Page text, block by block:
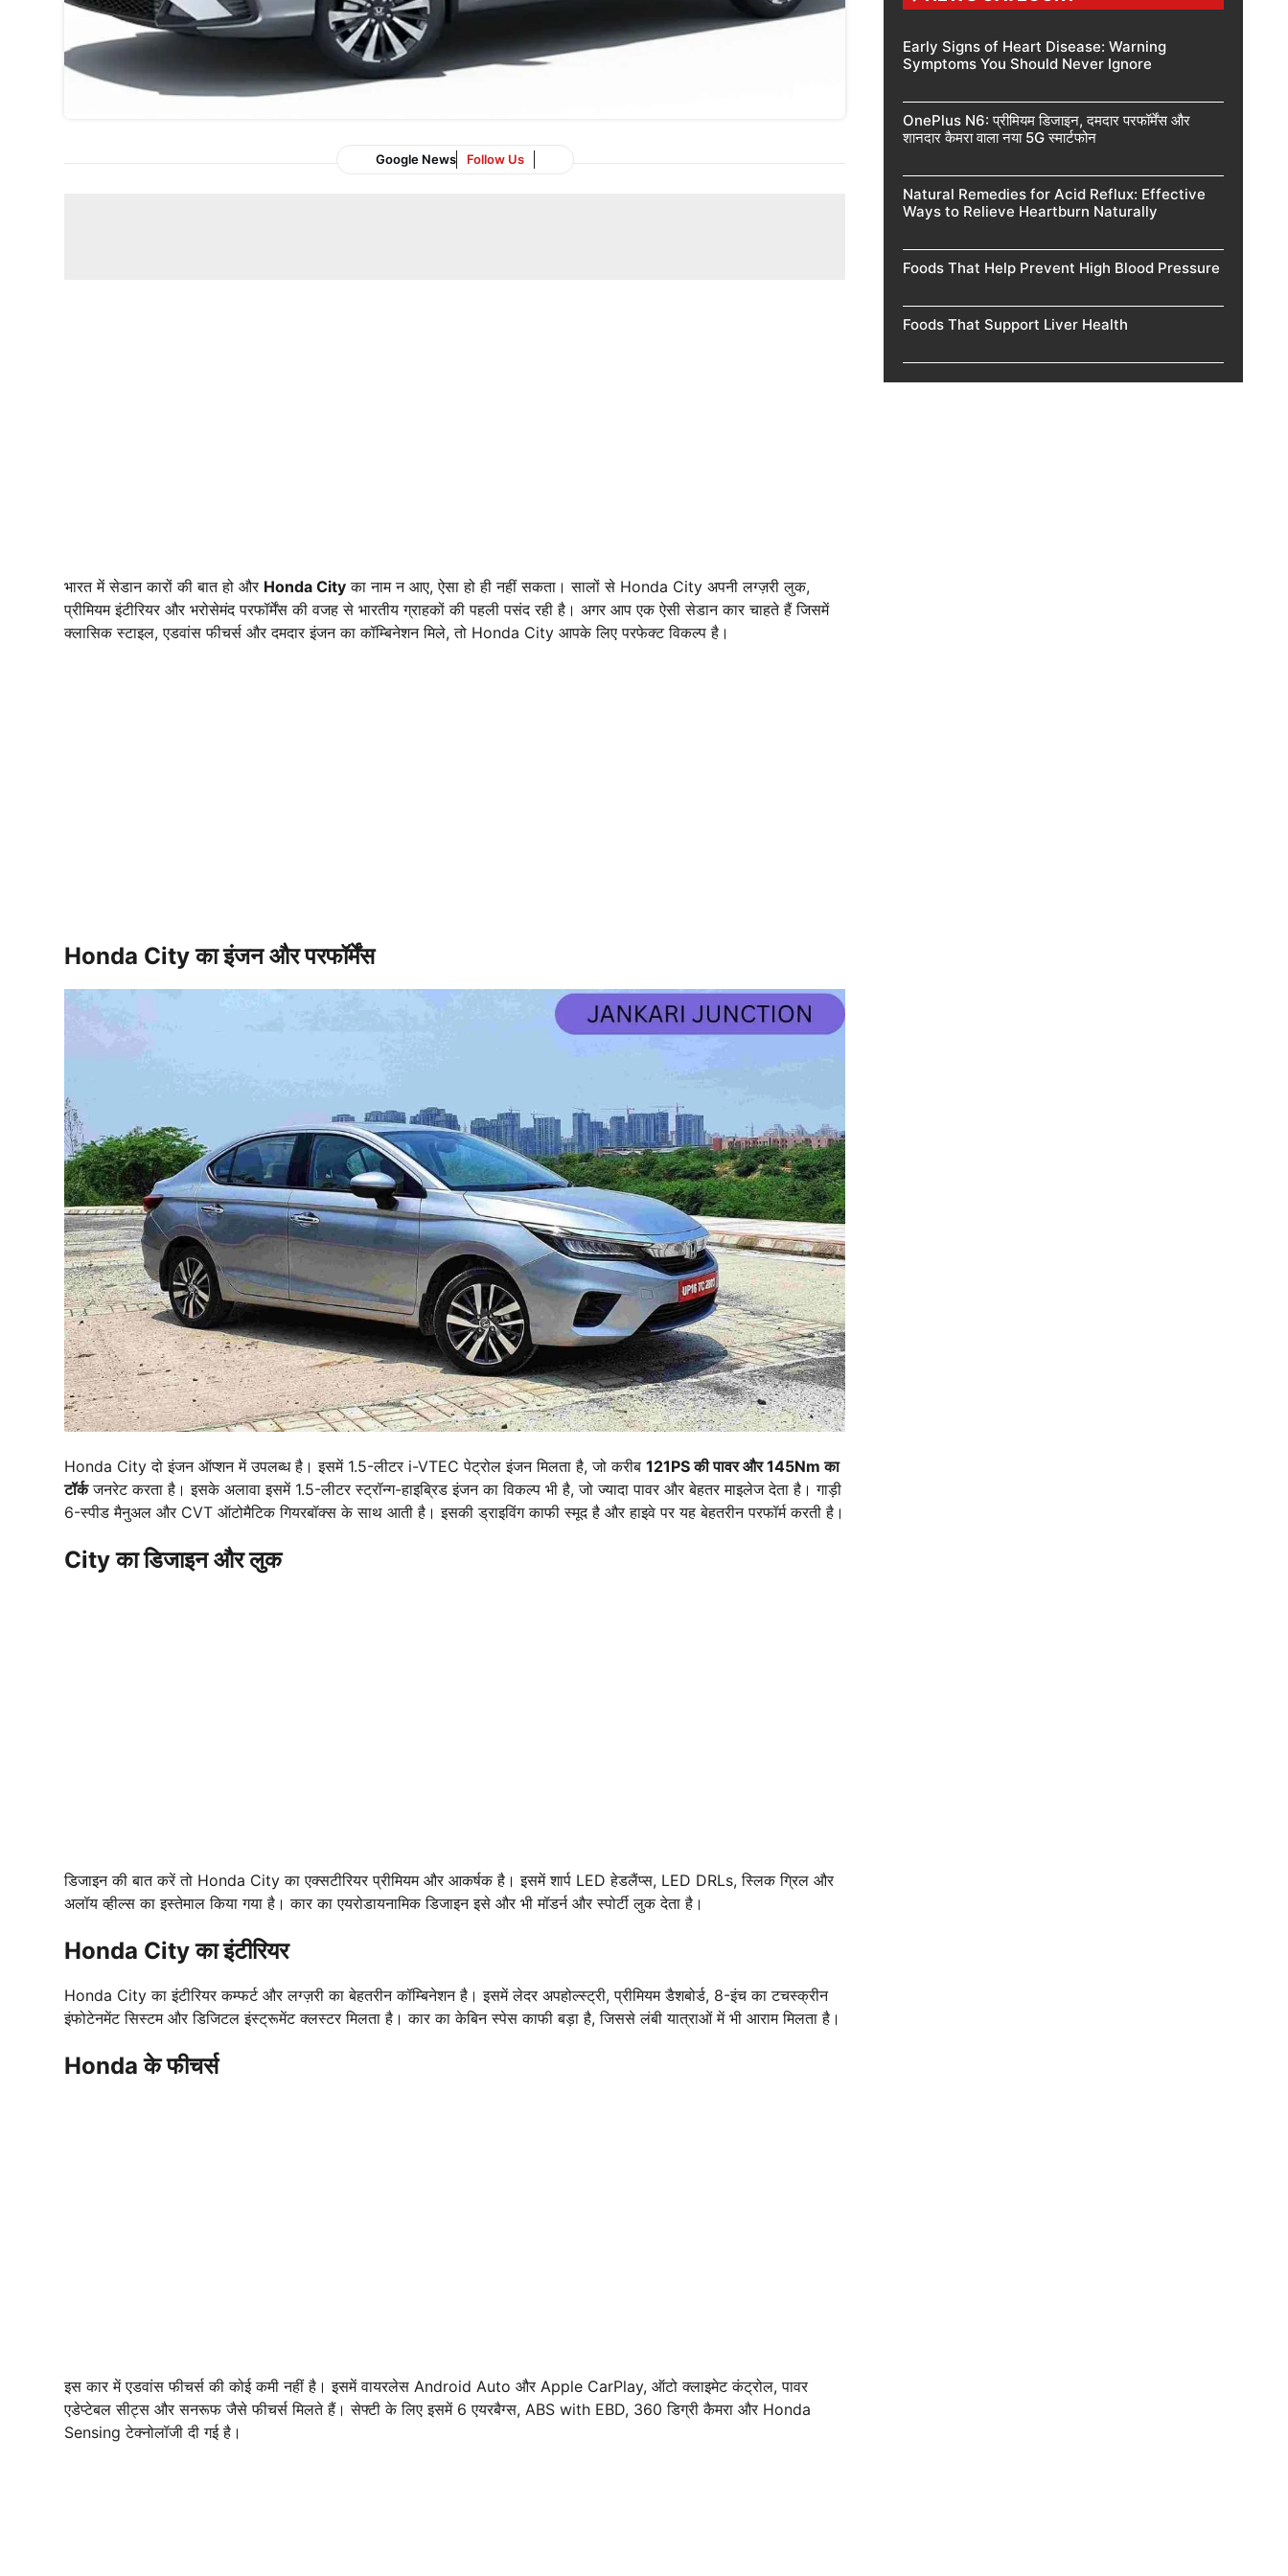
Google News Follow Us
भारत में सेडान कारों की बात हो और Honda City का नाम न आए, ऐसा हो ही नहीं सकता। सालों से Honda City अपनी लग्ज़री लुक,
प्रीमियम इंटीरियर और भरोसेमंद परफॉर्मेंस की वजह से भारतीय ग्राहकों की पहली पसंद रही है। अगर आप एक ऐसी सेडान कार चाहते हैं जिसमें
क्लासिक स्टाइल, एडवांस फीचर्स और दमदार इंजन का कॉम्बिनेशन मिले, तो Honda City आपके लिए परफेक्ट विकल्प है।
Honda City का इंजन और परफॉर्मेंस
Honda City दो इंजन ऑप्शन में उपलब्ध है। इसमें 1.5-लीटर i-VTEC पेट्रोल इंजन मिलता है, जो करीब 121PS की पावर और 145Nm का
टॉर्कजनरेट करता है। इसके अलावा इसमें 1.5-लीटर स्ट्रॉन्ग-हाइब्रिड इंजन का विकल्प भी है, जो ज्यादा पावर और बेहतर माइलेज देता है। गाड़ी
6-स्पीड मैनुअल और CVT ऑटोमैटिक गियरबॉक्स के साथ आती है। इसकी ड्राइविंग काफी स्मूद है और हाइवे पर यह बेहतरीन परफॉर्म करती है।
City का डिजाइन और लुक
डिजाइन की बात करें तो Honda City का एक्सटीरियर प्रीमियम और आकर्षक है। इसमें शार्प LED हेडलैंप्स, LED DRLs, स्लिक ग्रिल और
अलॉय व्हील्स का इस्तेमाल किया गया है। कार का एयरोडायनामिक डिजाइन इसे और भी मॉडर्न और स्पोर्टी लुक देता है।
Honda City का इंटीरियर
Honda City का इंटीरियर कम्फर्ट और लग्ज़री का बेहतरीन कॉम्बिनेशन है। इसमें लेदर अपहोल्स्ट्री, प्रीमियम डैशबोर्ड, 8-इंच का टचस्क्रीन
इंफोटेनमेंट सिस्टम और डिजिटल इंस्ट्रूमेंट क्लस्टर मिलता है। कार का केबिन स्पेस काफी बड़ा है, जिससे लंबी यात्राओं में भी आराम मिलता है।
Honda के फीचर्स
इस कार में एडवांस फीचर्स की कोई कमी नहीं है। इसमें वायरलेस Android Auto और Apple CarPlay, ऑटो क्लाइमेट कंट्रोल, पावर
एडेप्टेबल सीट्स और सनरूफ जैसे फीचर्स मिलते हैं। सेफ्टी के लिए इसमें 6 एयरबैग्स, ABS with EBD, 360 डिग्री कैमरा और Honda
Sensing टेक्नोलॉजी दी गई है।
Early Signs of Heart Disease: Warning
Symptoms You Should Never Ignore
OnePlus N6: प्रीमियम डिजाइन, दमदार परफॉर्मेंस और
शानदार कैमरा वाला नया 5G स्मार्टफोन
Natural Remedies for Acid Reflux: Effective
Ways to Relieve Heartburn Naturally
Foods That Help Prevent High Blood Pressure
Foods That Support Liver Health